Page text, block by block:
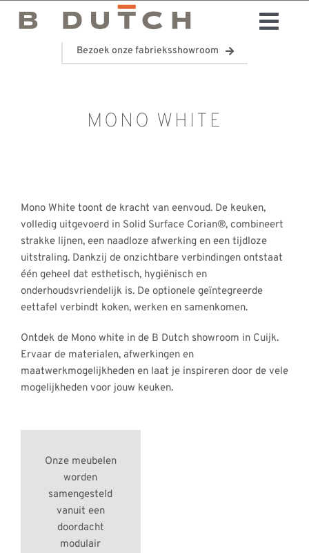
naar
Badkamers
Contact
Bezoek onze fabrieksshowroom
MONO WHITE
Mono White toont de kracht van eenvoud. De keuken,
volledig uitgevoerd in Solid Surface Corian®, combineert
strakke lijnen, een naadloze afwerking en een tijdloze
uitstraling. Dankzij de onzichtbare verbindingen ontstaat
één geheel dat esthetisch, hygiënisch en
onderhoudsvriendelijk is. De optionele geïntegreerde
eettafel verbindt koken, werken en samenkomen.
Ontdek de Mono white in de B Dutch showroom in Cuijk.
Ervaar de materialen, afwerkingen en
maatwerkmogelijkheden en laat je inspireren door de vele
mogelijkheden voor jouw keuken.
Onze meubelen
worden
samengesteld
vanuit een
doordacht
modulair